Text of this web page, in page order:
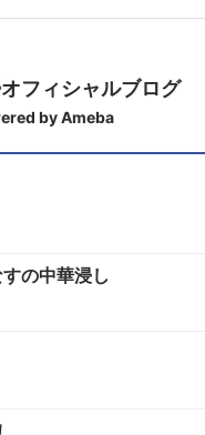
フィシャルブログ
by Ameba
の中華浸し